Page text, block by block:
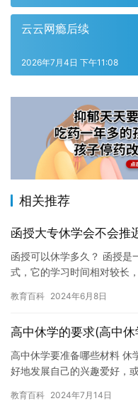
云云网瘾后续
2026年7月4日 下午11:08
相关推荐
函授大专休学会不会推
函授可以休学多久？ 函授是
式，它的学习时间相对较长
时间，…
教育百科 2024年6月8日
高中休学的要求(高中
高中休学要准备哪些材料 休
好地发展自己的兴趣爱好，
请…
教育百科 2024年7月14日